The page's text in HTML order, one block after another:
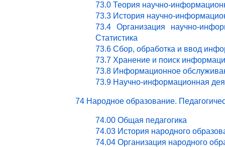
73.0 Теория научно-
73.3 История научно-
73.4 Организация научно-
Статистика
73.6 Сбор, обработка и ввод
73.7 Хранение и поиск
73.8 Информационное
73.9 Научно-информационная
74 Народное образование.
74.00 Общая педагогика
74.03 История народного
74.04 Организация народного